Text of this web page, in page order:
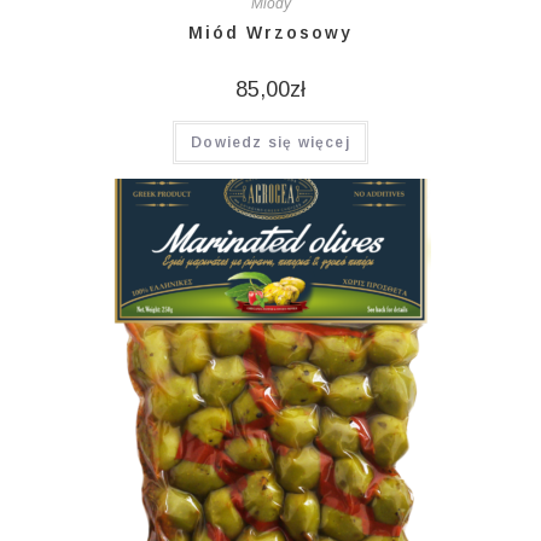
Miód Wrzosowy
85,00zł
Dowiedz się więcej